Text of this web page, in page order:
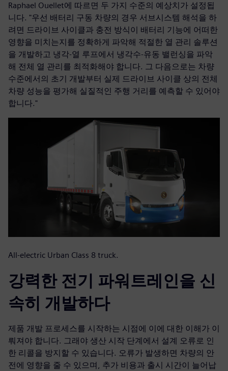
Raphael Ouellet에 따르면 두 가지 수준의 예상치가 설정됩
니다. "우선 배터리 구동 차량의 경우 서브시스템 해석을 하
려면 드라이브 사이클과 충전 방식이 배터리 기능에 어떠한
영향을 미치는지를 정확하게 파악해 적절한 열 관리 솔루션
을 개발하고 냉각-열 루프에서 냉각수-유동 밸런싱을 파악
해 전체 열 관리를 최적화해야 합니다. 그 다음으로는 차량
수준에서의 초기 개발부터 실제 드라이브 사이클 상의 전체
차량 성능을 평가해 실질적인 주행 거리를 예측할 수 있어야
합니다."
All-electric Urban Class 8 truck.
강력한 전기 파워트레인을 신
속히 개발하다
제품 개발 프로세스를 시작하는 시점에 이에 대한 이해가 이
뤄져야 합니다. 그래야 생산 시작 단계에서 설계 오류로 인
한 리콜을 방지할 수 있습니다. 오류가 발생하면 차량의 안
전에 영향을 줄 수 있으며, 추가 비용과 출시 시간이 늘어납